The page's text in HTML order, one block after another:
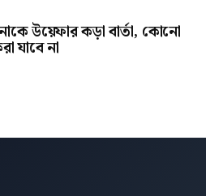
উয়েফার কড়া বার্তা, কোনো
যাবে না